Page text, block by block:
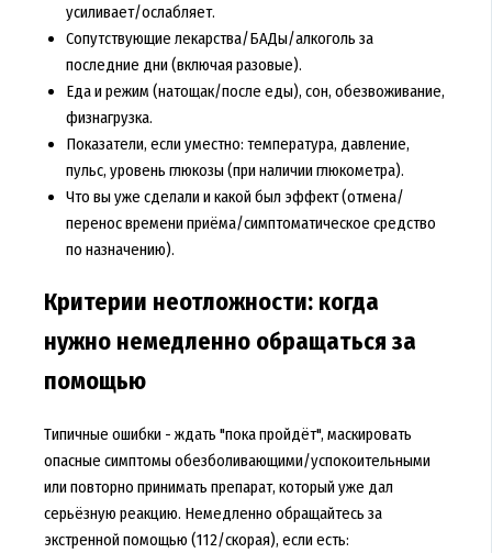
усиливает/ослабляет.
Сопутствующие лекарства/БАДы/алкоголь за
последние дни (включая разовые).
Еда и режим (натощак/после еды), сон, обезвоживание,
физнагрузка.
Показатели, если уместно: температура, давление,
пульс, уровень глюкозы (при наличии глюкометра).
Что вы уже сделали и какой был эффект (отмена/
перенос времени приёма/симптоматическое средство
по назначению).
Критерии неотложности: когда
нужно немедленно обращаться за
помощью
Типичные ошибки - ждать "пока пройдёт", маскировать
опасные симптомы обезболивающими/успокоительными
или повторно принимать препарат, который уже дал
серьёзную реакцию. Немедленно обращайтесь за
экстренной помощью (112/скорая), если есть: